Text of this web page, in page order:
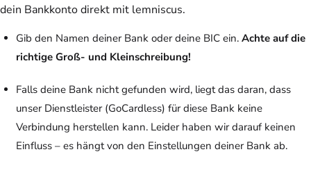
dein Bankkonto direkt mit lemniscus.
Gib den Namen deiner Bank oder deine BIC ein. Achte auf die
richtige Groß- und Kleinschreibung!
Falls deine Bank nicht gefunden wird, liegt das daran, dass
unser Dienstleister (GoCardless) für diese Bank keine
Verbindung herstellen kann. Leider haben wir darauf keinen
Einfluss – es hängt von den Einstellungen deiner Bank ab.